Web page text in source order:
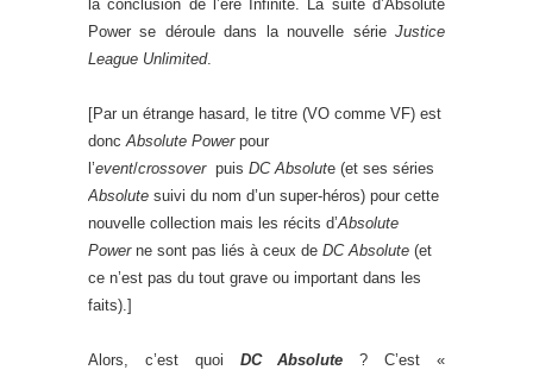
la conclusion de l’ère Infinite. La suite d’Absolute
Power se déroule dans la nouvelle série Justice
League Unlimited.
[Par un étrange hasard, le titre (VO comme VF) est
donc Absolute Powerpour
l’event/crossover puis DC Absolute (et ses séries
Absolute suivi du nom d’un super-héros) pour cette
nouvelle collection mais les récits d’Absolute
Powerne sont pas liés à ceux de DC Absolute (et
ce n’est pas du tout grave ou important dans les
faits).]
Alors, c’est quoi DC Absolute? C’est «